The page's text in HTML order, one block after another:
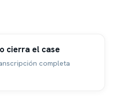
cierra el case
completa